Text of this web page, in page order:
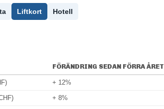
Liftkort Hotell
FÖRÄNDRING SEDAN FÖRRA ÅRET
+ 12%
+ 8%